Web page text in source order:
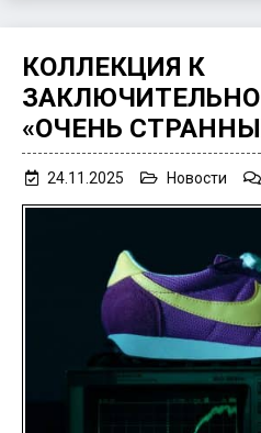
КОЛЛЕКЦИЯ К
«ОЧЕНЬ
24.11.2025 Новости